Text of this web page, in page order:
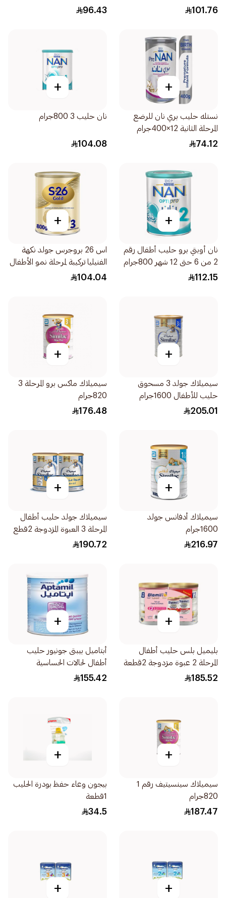
أشهر 800جرام
101.76
96.43
+
نستله حليب بري نان للرضع
المرحلة الثانية 12×400جرام
74.12
+
نان حليب 3 800جرام
104.08
+
نان أوبتي برو حليب أطفال رقم
2 من 6 حتى 12 شهر 800جرام
112.15
+
اس 26 بروجرس جولد نكهة
الفنيليا تركيبة لمرحلة نمو الأطفال
المرحلة 800جرام
104.04
+
سيميلاك جولد 3 مسحوق
حليب للأطفال 1600جرام
205.01
+
سيميلاك ماكس برو المرحلة 3
820جرام
176.48
+
سيميلاك أدفانس جولد
1600جرام
216.97
+
سيميلاك جولد حليب أطفال
المرحلة 3 العبوة المزدوجة 2قطع
190.72
+
بليميل بلس حليب أطفال
المرحلة 2 عبوة مزدوجة 2قطعة
185.52
+
أبتاميل بيبتى جونيور حليب
أطفال لحالات الحساسية
400جرام
155.42
+
سيميلاك سينسيتيف رقم 1
820جرام
187.47
+
بيجون وعاء حفظ بودرة الحليب
1قطعة
34.5
+
+